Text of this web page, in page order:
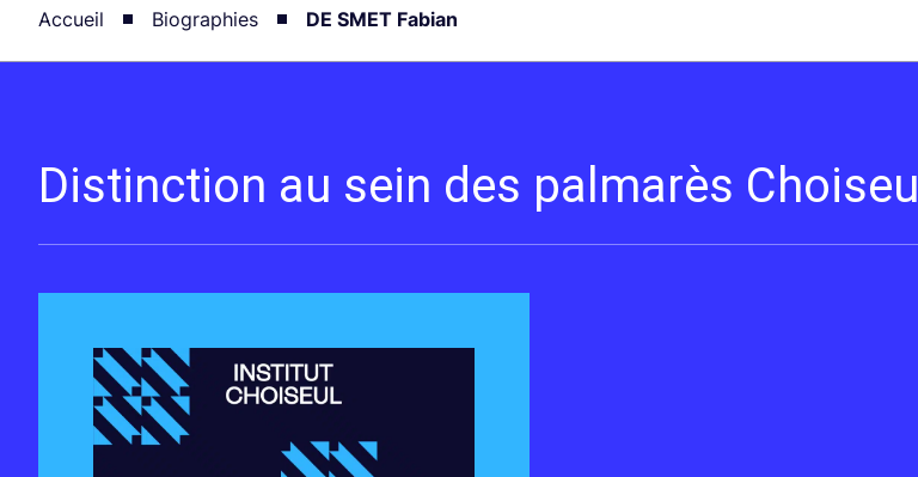
Accueil Biographies DE SMET Fabian
Distinction au sein des palmarès Choiseul